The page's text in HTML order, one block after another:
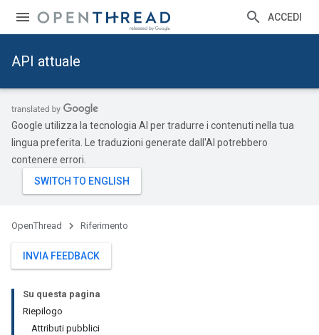
ACCEDI
API attuale
Google utilizza la tecnologia AI per tradurre i contenuti nella tua
lingua preferita. Le traduzioni generate dall'AI potrebbero
contenere errori.
OpenThread Riferimento
INVIA FEEDBACK
Su questa pagina
Riepilogo
Attributi pubblici